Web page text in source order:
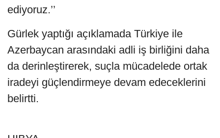
ediyoruz.’’
Gürlek yaptığı açıklamada Türkiye ile
Azerbaycan arasındaki adli iş birliğini daha
da derinleştirerek, suçla mücadelede ortak
iradeyi güçlendirmeye devam edeceklerini
belirtti.